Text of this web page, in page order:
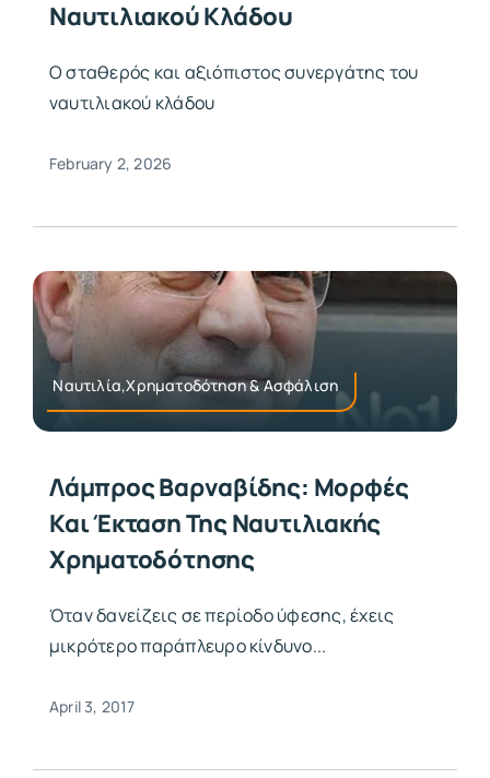
Ναυτιλιακού Κλάδου
Ο σταθερός και αξιόπιστος συνεργάτης του
ναυτιλιακού κλάδου
February 2, 2026
Ναυτιλία,Χρηματοδότηση & Ασφάλιση
Λάμπρος Βαρναβίδης: Μορφές
Και Έκταση Της Ναυτιλιακής
Χρηματοδότησης
Όταν δανείζεις σε περίοδο ύφεσης, έχεις
μικρότερο παράπλευρο κίνδυνο...
April 3, 2017